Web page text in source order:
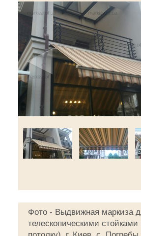
◄
Фото - Выдвижная маркиза
телескопическими стойками